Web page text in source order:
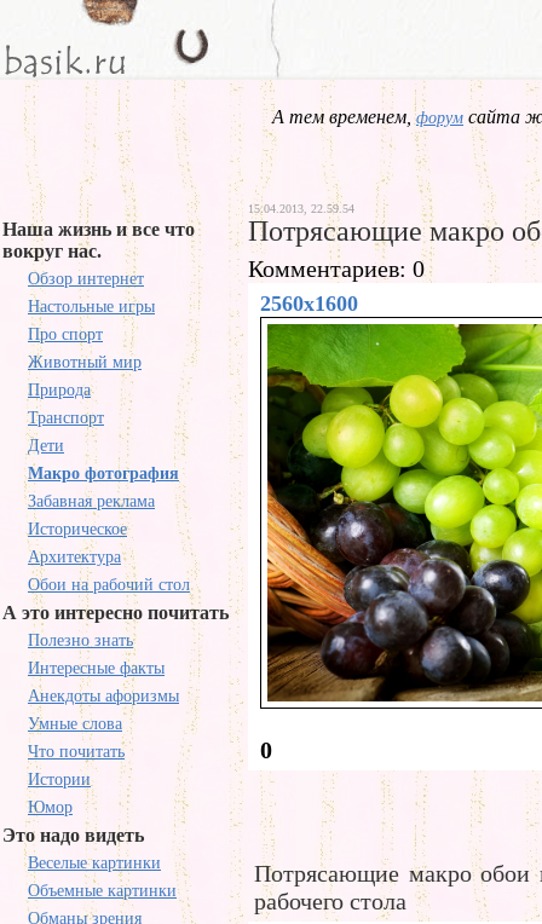
А тем временем,форум сайта
Наша жизнь и все что
вокруг нас.
Обзор интернет
Настольные игры
Про спорт
Животный мир
Природа
Транспорт
Дети
Макро фотография
Забавная реклама
Историческое
Архитектура
Обои на рабочий стол
А это интересно почитать
Полезно знать
Интересные факты
Анекдоты афоризмы
Умные слова
Что почитать
Истории
Юмор
Это надо видеть
Веселые картинки
Объемные картинки
Обманы зрения
15.04.2013, 22.59.54
Потрясающие макро
Комментариев: 0
2560x1600
0
Потрясающие макро обои
рабочего стола